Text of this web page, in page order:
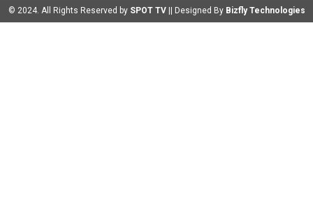
© 2024. All Rights Reserved by SPOT TV || Designed By Bizfly Technologies